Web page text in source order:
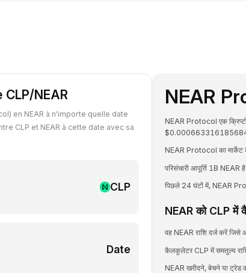
NEAR
en NEAR à n'importe quelle date
CLP et NEAR à cette date avec sa
CLP
Date
NEAR
NEAR Protocol एक
NEAR Protocol का
परिसंचारी आपूर्ति 1B NEAR
पिछले 24 घंटों में, NEAR
NEAR को CLP में
वह NEAR राशि दर्ज करें जिसे
कैलकुलेटर CLP में समतुल्य
NEAR खरीदने, बेचने या